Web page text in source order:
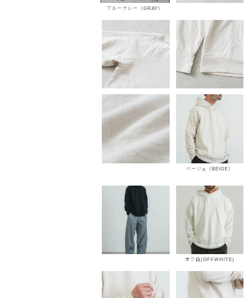
ブルーグレー（GRAY）
ベージュ（BEIGE）
オフ白(OFFWHITE)